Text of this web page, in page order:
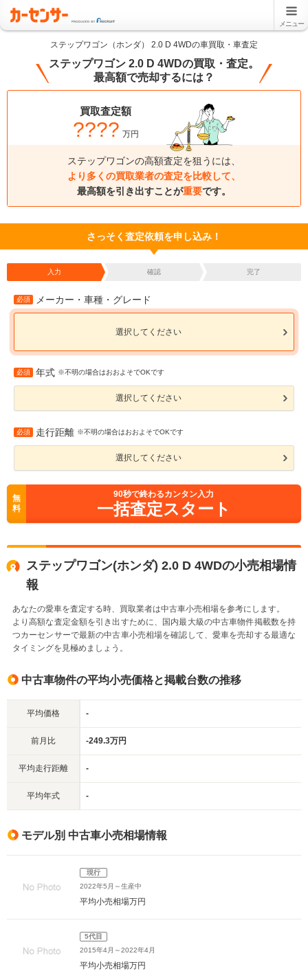
メニュー
ステップワゴン（ホンダ） 2.0 D 4WDの車買取・車査定
ステップワゴン 2.0 D 4WDの買取・査定。
最高額で売却するには？
買取査定額
???? 万円
ステップワゴンの高額査定を狙うには、
より多くの買取業者の査定を比較して、
最高額を引き出すことが重要です。
さっそく査定依頼を申し込み！
入力 確認 完了
必須 メーカー・車種・グレード
選択してください
必須 年式 ※不明の場合はおおよそでOKです
選択してください
必須 走行距離 ※不明の場合はおおよそでOKです
選択してください
無
料
90秒で終わるカンタン入力
一括査定スタート
ステップワゴン(ホンダ) 2.0 D 4WDの小売相場情
報
あなたの愛車を査定する時、買取業者は中古車小売相場を参考にします。
より高額な査定金額を引き出すために、国内最大級の中古車物件掲載数を持
つカーセンサーで最新の中古車小売相場を確認して、愛車を売却する最適な
タイミングを見極めましょう。
中古車物件の平均小売価格と掲載台数の推移
平均価格 -
前月比 -249.3万円
平均走行距離 -
平均年式 -
モデル別 中古車小売相場情報
現行
2022年5月～生産中
平均小売相場万円
5代目
2015年4月～2022年4月
平均小売相場万円